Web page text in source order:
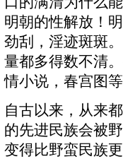
明朝的性解放！
劲刮，淫迹斑斑
量都多得数不清
情小说，春宫图
自古以来，从来
的先进民族会被
变得比野蛮民族